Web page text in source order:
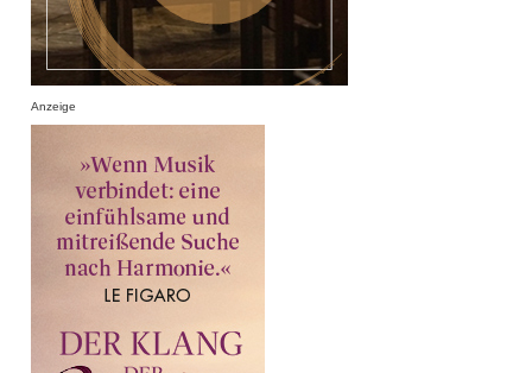
Anzeige